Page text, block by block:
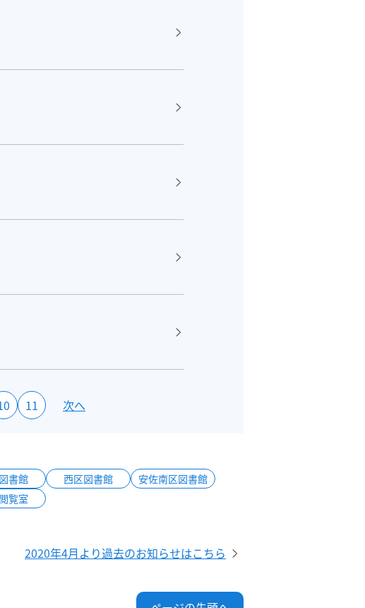
11 次へ
書館 西区図書館
安佐南区図書館
覧室
2020年4月より過去のお知らせはこちら